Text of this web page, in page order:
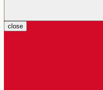
close